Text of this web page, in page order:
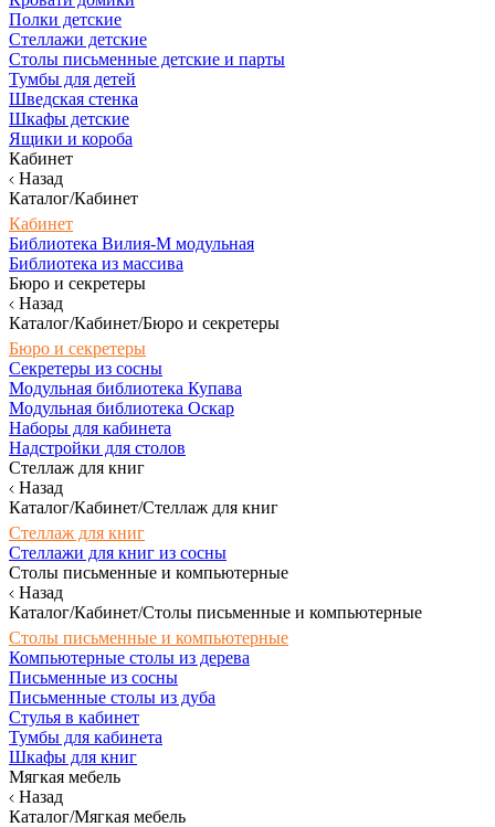
Полки детские
Стеллажи детские
Столы письменные детские и парты
Тумбы для детей
Шведская стенка
Шкафы детские
Ящики и короба
Кабинет
Назад
Каталог/Кабинет
Кабинет
Библиотека Вилия-М модульная
Библиотека из массива
Бюро и секретеры
Назад
Каталог/Кабинет/Бюро и секретеры
Бюро и секретеры
Секретеры из сосны
Модульная библиотека Купава
Модульная библиотека Оскар
Наборы для кабинета
Надстройки для столов
Стеллаж для книг
Назад
Каталог/Кабинет/Стеллаж для книг
Стеллаж для книг
Стеллажи для книг из сосны
Столы письменные и компьютерные
Назад
Каталог/Кабинет/Столы письменные и компьютерные
Столы письменные и компьютерные
Компьютерные столы из дерева
Письменные из сосны
Письменные столы из дуба
Стулья в кабинет
Тумбы для кабинета
Шкафы для книг
Мягкая мебель
Назад
Каталог/Мягкая мебель